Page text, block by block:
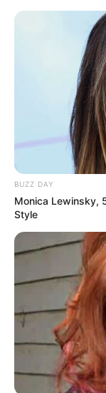
BUZZ DAY
Monica Lewinsky,
Style